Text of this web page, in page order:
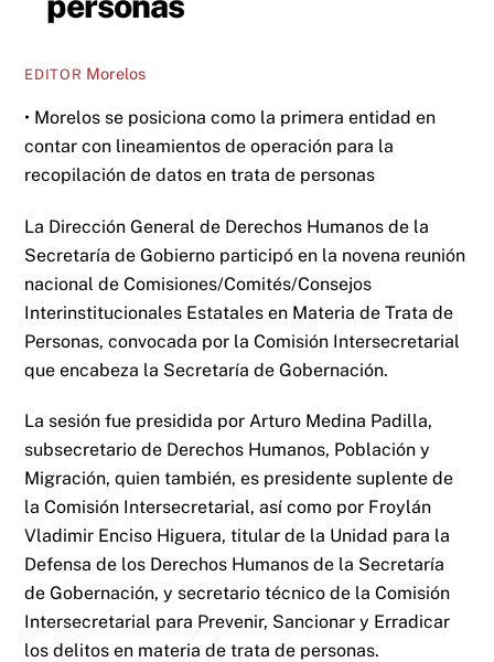
EDITOR Morelos
• Morelos se posiciona como la primera entidad en
contar con lineamientos de operación para la
recopilación de datos en trata de personas
La Dirección General de Derechos Humanos de la
Secretaría de Gobierno participó en la novena reunión
nacional de Comisiones/Comités/Consejos
Interinstitucionales Estatales en Materia de Trata de
Personas, convocada por la Comisión Intersecretarial
que encabeza la Secretaría de Gobernación.
La sesión fue presidida por Arturo Medina Padilla,
subsecretario de Derechos Humanos, Población y
Migración, quien también, es presidente suplente de
la Comisión Intersecretarial, así como por Froylán
Vladimir Enciso Higuera, titular de la Unidad para la
Defensa de los Derechos Humanos de la Secretaría
de Gobernación, y secretario técnico de la Comisión
Intersecretarial para Prevenir, Sancionar y Erradicar
los delitos en materia de trata de personas.